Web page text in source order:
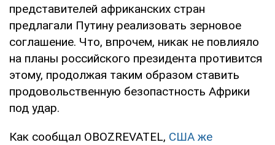
представителей африканских стран
предлагали Путину реализовать зерновое
соглашение. Что, впрочем, никак не повлияло
на планы российского президента противится
этому, продолжая таким образом ставить
продовольственную безопастность Африки
под удар.
Как сообщал OBOZREVATEL, США же